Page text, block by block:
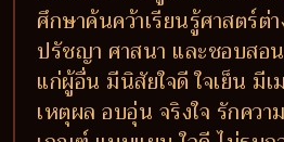
ศึกษาค้นคว้าเรียนรู้ศาสตร์ต่
ปรัชญา ศาสนา และชอบสอ
แก่ผู้อื่น มีนิสัยใจดี ใจเย็น มี
เหตุผล อบอุ่น จริงใจ รักคว